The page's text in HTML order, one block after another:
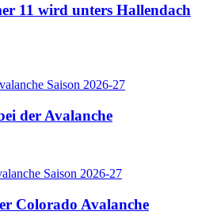
11 wird unters Hallendach
der Avalanche
Colorado Avalanche